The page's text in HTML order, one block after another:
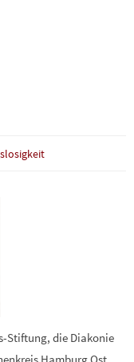
Stiftung, die Diakonie
Hamburg Ost